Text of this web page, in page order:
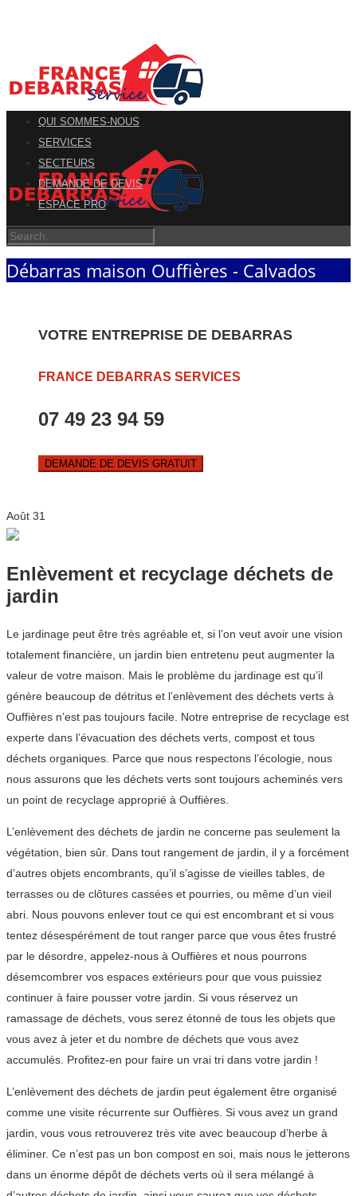
QUI SOMMES-NOUS
SERVICES
SECTEURS
DEMANDE DE DEVIS
ESPACE PRO
Débarras maison Ouffières - Calvados
VOTRE ENTREPRISE DE DEBARRAS
FRANCE DEBARRAS SERVICES
07 49 23 94 59
DEMANDE DE DEVIS GRATUIT
Août 31
Enlèvement et recyclage déchets de
jardin
Le jardinage peut être très agréable et, si l’on veut avoir une vision
totalement financière, un jardin bien entretenu peut augmenter la
valeur de votre maison. Mais le problème du jardinage est qu’il
génère beaucoup de détritus et l’enlèvement des déchets verts à
Ouffières n’est pas toujours facile. Notre entreprise de recyclage est
experte dans l’évacuation des déchets verts, compost et tous
déchets organiques. Parce que nous respectons l’écologie, nous
nous assurons que les déchets verts sont toujours acheminés vers
un point de recyclage approprié à Ouffières.
L’enlèvement des déchets de jardin ne concerne pas seulement la
végétation, bien sûr. Dans tout rangement de jardin, il y a forcément
d’autres objets encombrants, qu’il s’agisse de vieilles tables, de
terrasses ou de clôtures cassées et pourries, ou même d’un vieil
abri. Nous pouvons enlever tout ce qui est encombrant et si vous
tentez désespérément de tout ranger parce que vous êtes frustré
par le désordre, appelez-nous à Ouffières et nous pourrons
désemcombrer vos espaces extérieurs pour que vous puissiez
continuer à faire pousser votre jardin. Si vous réservez un
ramassage de déchets, vous serez étonné de tous les objets que
vous avez à jeter et du nombre de déchets que vous avez
accumulés. Profitez-en pour faire un vrai tri dans votre jardin !
L’enlèvement des déchets de jardin peut également être organisé
comme une visite récurrente sur Ouffières. Si vous avez un grand
jardin, vous vous retrouverez très vite avec beaucoup d’herbe à
éliminer. Ce n’est pas un bon compost en soi, mais nous le jetterons
dans un énorme dépôt de déchets verts où il sera mélangé à